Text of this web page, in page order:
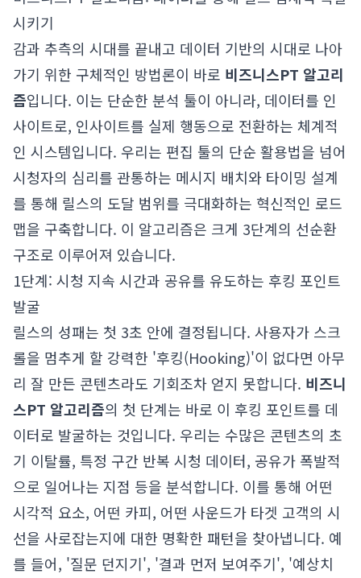
시키기
감과 추측의 시대를 끝내고 데이터 기반의 시대로 나아
가기 위한 구체적인 방법론이 바로 비즈니스PT 알고리
즘입니다. 이는 단순한 분석 툴이 아니라, 데이터를 인
사이트로, 인사이트를 실제 행동으로 전환하는 체계적
인 시스템입니다. 우리는 편집 툴의 단순 활용법을 넘어
시청자의 심리를 관통하는 메시지 배치와 타이밍 설계
를 통해 릴스의 도달 범위를 극대화하는 혁신적인 로드
맵을 구축합니다. 이 알고리즘은 크게 3단계의 선순환
구조로 이루어져 있습니다.
1단계: 시청 지속 시간과 공유를 유도하는 후킹 포인트
발굴
릴스의 성패는 첫 3초 안에 결정됩니다. 사용자가 스크
롤을 멈추게 할 강력한 '후킹(Hooking)'이 없다면 아무
리 잘 만든 콘텐츠라도 기회조차 얻지 못합니다. 비즈니
스PT 알고리즘의 첫 단계는 바로 이 후킹 포인트를 데
이터로 발굴하는 것입니다. 우리는 수많은 콘텐츠의 초
기 이탈률, 특정 구간 반복 시청 데이터, 공유가 폭발적
으로 일어나는 지점 등을 분석합니다. 이를 통해 어떤
시각적 요소, 어떤 카피, 어떤 사운드가 타겟 고객의 시
선을 사로잡는지에 대한 명확한 패턴을 찾아냅니다. 예
를 들어, '질문 던지기', '결과 먼저 보여주기', '예상치